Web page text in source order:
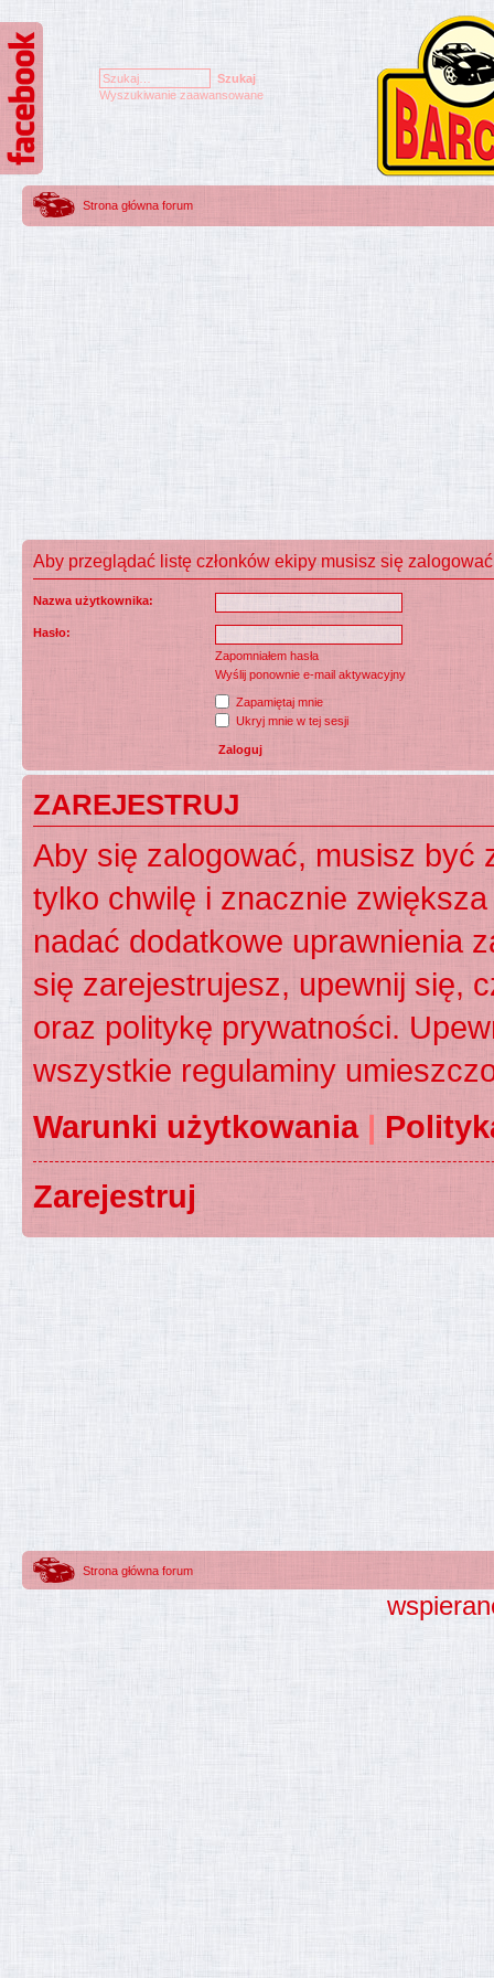
Wyszukiwanie zaawansowane
Strona główna forum
Aby przeglądać listę członków ekipy musisz się
Nazwa użytkownika:
Hasło:
Zapomniałem hasła
Wyślij ponownie e-mail aktywacyjny
Zapamiętaj mnie
Ukryj mnie w tej sesji
ZAREJESTRUJ
Aby się zalogować, musisz być
tylko chwilę i znacznie
nadać dodatkowe uprawnienia
się zarejestrujesz, upewnij się,
oraz politykę prywatności.
wszystkie regulaminy
Warunki użytkowania|
Zarejestruj
Strona główna forum